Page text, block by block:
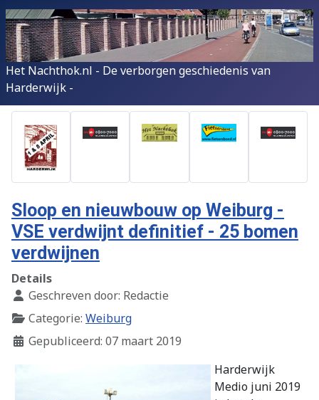
Het Nachthok.nl - De verborgen geschiedenis van
Harderwijk -
Sloop en nieuwbouw op Weiburg -
VSE verdwijnt definitief - 25 bomen
verdwijnen
Details
Geschreven door: Redactie
Categorie: Weiburg
Gepubliceerd: 07 maart 2019
Harderwijk
Medio juni 2019